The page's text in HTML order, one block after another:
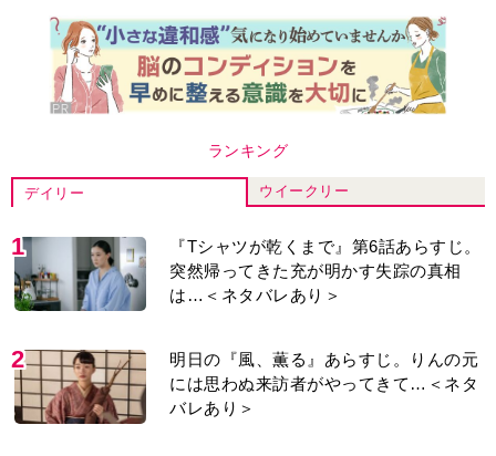
ランキング
デイリー ウイークリー
1
『Tシャツが乾くまで』第6話あらすじ。
突然帰ってきた充が明かす失踪の真相
は…＜ネタバレあり＞
2
明日の『風、薫る』あらすじ。りんの元
には思わぬ来訪者がやってきて…＜ネタ
バレあり＞